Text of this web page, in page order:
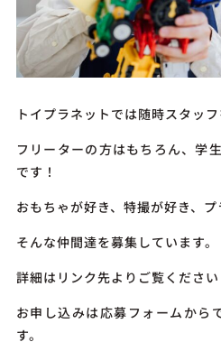
トイプラネットでは随時スタッフ
フリーターの方はもちろん、学
です！
おもちゃが好き、特撮が好き、
そんな仲間達を募集しています。
詳細はリンク先よりご覧ください
お申し込みは応募フォームから
す。